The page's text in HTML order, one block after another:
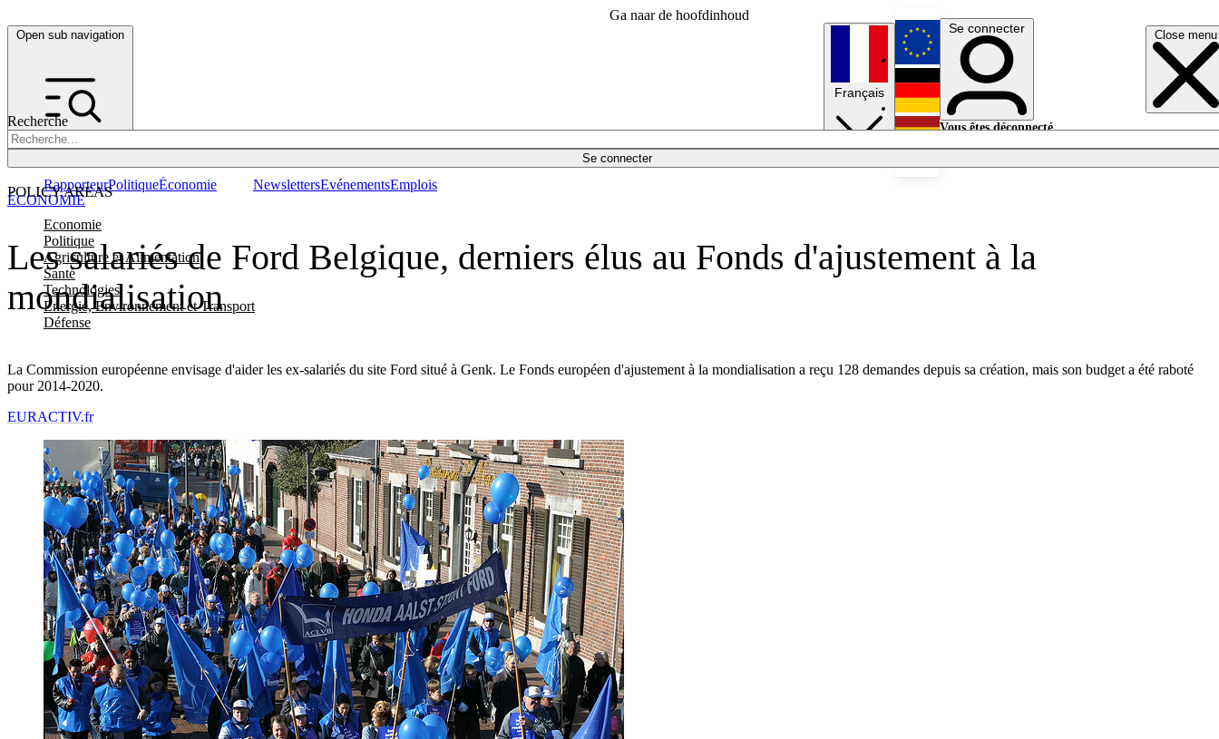
Ga naar de hoofdinhoud
Open sub navigation Close menu
Recherche
Se connecter
POLICY AREAS
Economie
Politique
Agriculture et Alimentation
Santé
Technologies
Energie, Environnement et Transport
Défense
RapporteurPolitiqueÉconomie NewslettersEvénementsEmplois
Français
English
Deutsch
Se connecter
Vous êtes déconnecté.
Les salariés de Ford Belgique, derniers élus au Fonds d'ajustement à la
mondialisation
La Commission européenne envisage d'aider les ex-salariés du site Ford situé à Genk. Le Fonds européen d'ajustement à la mondialisation a reçu 128 demandes depuis sa création, mais son budget a été raboté
pour 2014-2020.
ÉCONOMIE
EURACTIV.fr